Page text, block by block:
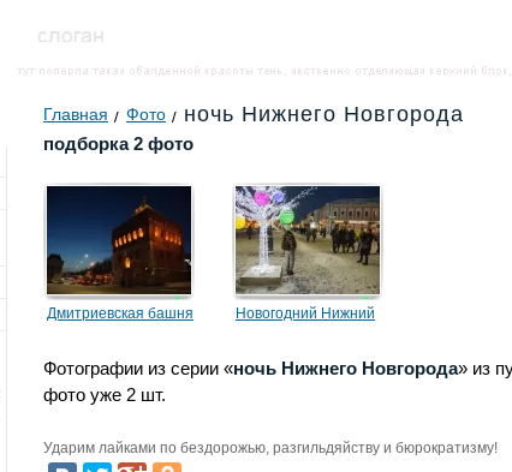
Главная Фото ночь Нижнего Новгорода
подборка 2 фото
Дмитриевская башня
Новогодний Нижний
Фотографии из серии «ночь Нижнего Новгорода» из
фото уже 2 шт.
Ударим лайками по бездорожью, разгильдяйству и бюрократизму!